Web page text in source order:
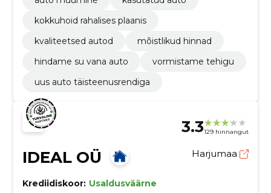
kokkuhoid rahalises plaanis
kvaliteetsed autod
mõistlikud hinnad
hindame su vana auto
vormistame tehigu
uus auto täisteenusrendiga
3.3129 hinnangut
IDEAL OÜ Harjumaa
Krediidiskoor: Usaldusväärne